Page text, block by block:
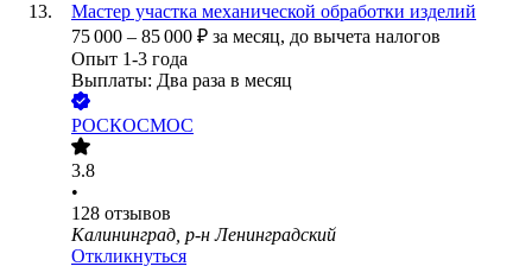
Мастер участка механической обработки изделий
75 000 – 85 000 ₽ за месяц, до вычета налогов
Опыт 1-3 года
Выплаты: Два раза в месяц
РОСКОСМОС
3.8
•
128 отзывов
Калининград, р-н Ленинградский
Откликнуться